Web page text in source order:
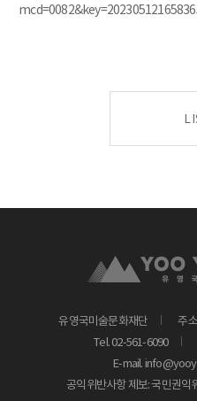
유영국미술문화재단
주
Tel. 02-561-6090
E-mail.
공익위반사항 제보: 국민권익